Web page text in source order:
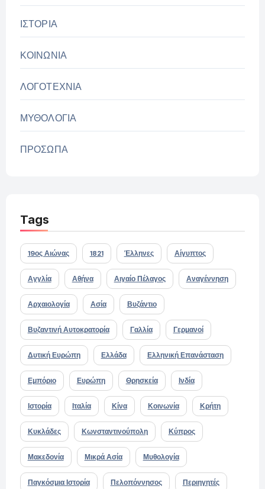
ΙΣΤΟΡΙΑ
ΚΟΙΝΩΝΙΑ
ΛΟΓΟΤΕΧΝΙΑ
ΜΥΘΟΛΟΓΙΑ
ΠΡΟΣΩΠΑ
Tags
19ος Αιώνας 1821 Έλληνες Αίγυπτος
Αγγλία Αθήνα Αιγαίο Πέλαγος Αναγέννηση
Αρχαιολογία Ασία Βυζάντιο
Βυζαντινή Αυτοκρατορία Γαλλία Γερμανοί
Δυτική Ευρώπη Ελλάδα Ελληνική Επανάσταση
Εμπόριο Ευρώπη Θρησκεία Ινδία
Ιστορία Ιταλία Κίνα Κοινωνία Κρήτη
Κυκλάδες Κωνσταντινούπολη Κύπρος
Μακεδονία Μικρά Ασία Μυθολογία
Παγκόσμια Ιστορία Πελοπόννησος Περιηγητές